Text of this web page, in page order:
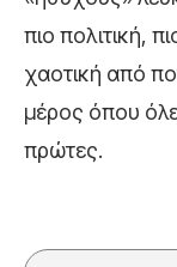
πιο πολιτική,
χαοτική από
μέρος όπου
πρώτες.